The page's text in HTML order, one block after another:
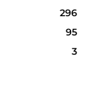
296
95
3